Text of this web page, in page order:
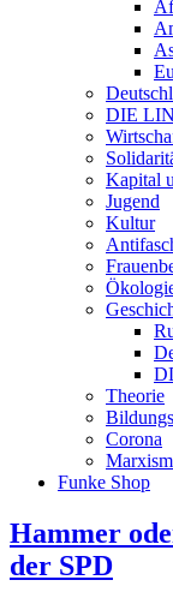
DIE
Kapital
Jugend
Kultur
Theorie
Corona
Funke Shop
Hammer
der SPD